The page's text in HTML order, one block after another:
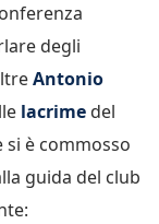
degli
Antonio
lacrime del
si è commosso
guida del club